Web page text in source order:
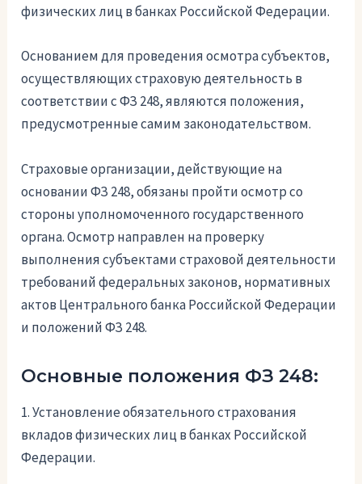
физических лиц в банках Российской Федерации.
Основанием для проведения осмотра субъектов,
осуществляющих страховую деятельность в
соответствии с ФЗ 248, являются положения,
предусмотренные самим законодательством.
Страховые организации, действующие на
основании ФЗ 248, обязаны пройти осмотр со
стороны уполномоченного государственного
органа. Осмотр направлен на проверку
выполнения субъектами страховой деятельности
требований федеральных законов, нормативных
актов Центрального банка Российской Федерации
и положений ФЗ 248.
Основные положения ФЗ 248:
1. Установление обязательного страхования
вкладов физических лиц в банках Российской
Федерации.